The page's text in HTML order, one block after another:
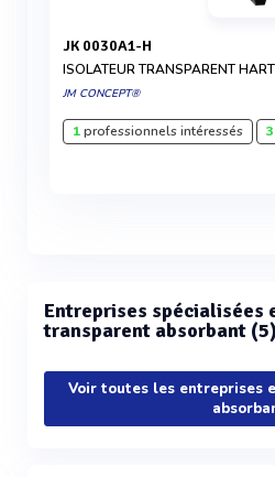
JK 0030A1-H
ISOLATEUR TRANSPARENT HART
JM CONCEPT®
1professionnels intéressés 3
Entreprises spécialisées
transparent absorbant (5)
Voir toutes les entreprises